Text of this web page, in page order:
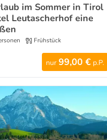
im Sommer in Tirol
Leutascherhof eine
Frühstück
nur 99,00 € p.P.